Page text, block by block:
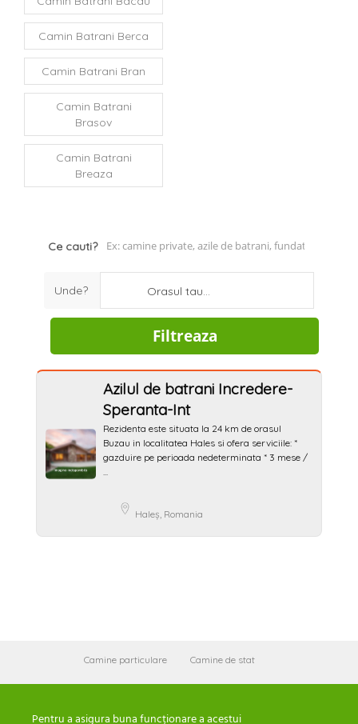
Camin Batrani Berca
Camin Batrani Bran
Camin Batrani
Brasov
Camin Batrani
Breaza
Ce cauti?
Unde? Orasul tau...
Azilul de batrani Incredere-
Speranta-Int
Rezidenta este situata la 24 km de orasul
Buzau in localitatea Hales si ofera serviciile: *
gazduire pe perioada nedeterminata * 3 mese /
...
Haleș, Romania
Camine particulare Camine de stat
Pentru a asigura buna funcționare a acestui